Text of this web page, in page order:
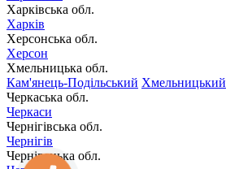
Харківська обл.
Харків
Херсонська обл.
Херсон
Хмельницька обл.
Кам'янець-Подільський Хмельницький
Черкаська обл.
Черкаси
Чернігівська обл.
Чернігів
Чернівецька обл.